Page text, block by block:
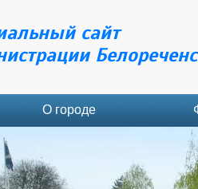
сайт
О городе